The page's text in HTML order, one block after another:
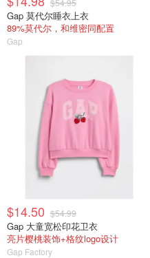
$54.95
Gap 莫代尔睡衣上衣
89%莫代尔，和维密同配置
Gap
$14.50 $54.99
Gap 大童宽松印花卫衣
亮片樱桃装饰+格纹logo设计
Gap Factory